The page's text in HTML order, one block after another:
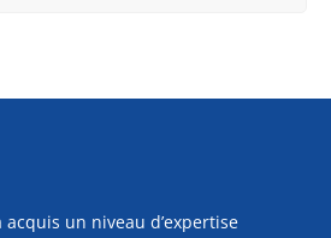
acquis un niveau d’expertise